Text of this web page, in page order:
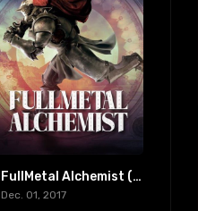
FullMetal Alchemist (2017) [WEB-DL 1080p]
Dec. 01, 2017